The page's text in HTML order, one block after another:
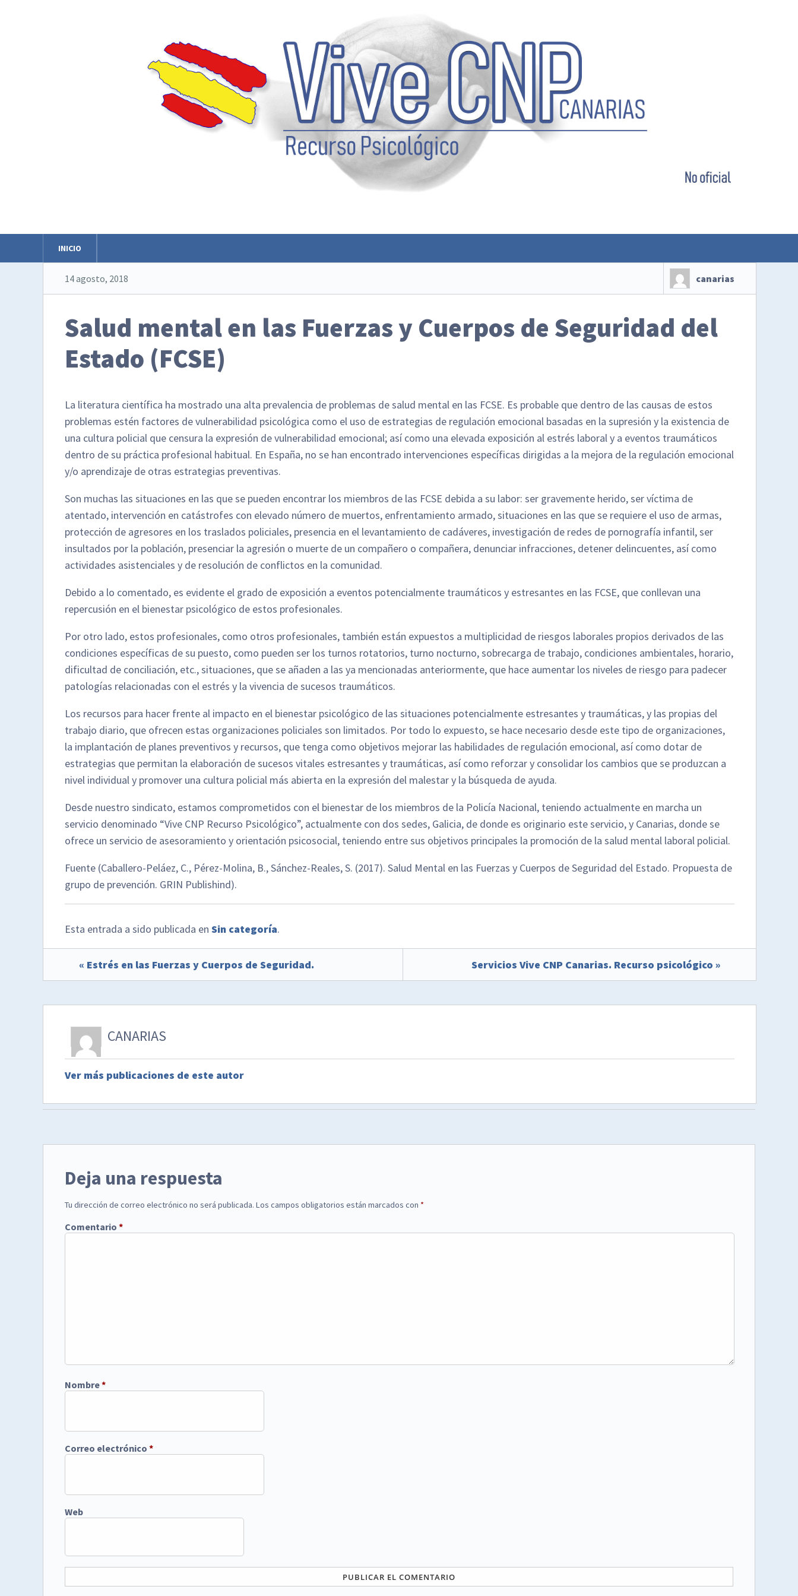
INICIO
14 agosto, 2018 canarias
Salud mental en las Fuerzas y Cuerpos de Seguridad del
Estado (FCSE)
La literatura científica ha mostrado una alta prevalencia de problemas de salud mental en las FCSE. Es probable que dentro de las causas de estos
problemas estén factores de vulnerabilidad psicológica como el uso de estrategias de regulación emocional basadas en la supresión y la existencia de
una cultura policial que censura la expresión de vulnerabilidad emocional; así como una elevada exposición al estrés laboral y a eventos traumáticos
dentro de su práctica profesional habitual. En España, no se han encontrado intervenciones específicas dirigidas a la mejora de la regulación emocional
y/o aprendizaje de otras estrategias preventivas.
Son muchas las situaciones en las que se pueden encontrar los miembros de las FCSE debida a su labor: ser gravemente herido, ser víctima de
atentado, intervención en catástrofes con elevado número de muertos, enfrentamiento armado, situaciones en las que se requiere el uso de armas,
protección de agresores en los traslados policiales, presencia en el levantamiento de cadáveres, investigación de redes de pornografía infantil, ser
insultados por la población, presenciar la agresión o muerte de un compañero o compañera, denunciar infracciones, detener delincuentes, así como
actividades asistenciales y de resolución de conflictos en la comunidad.
Debido a lo comentado, es evidente el grado de exposición a eventos potencialmente traumáticos y estresantes en las FCSE, que conllevan una
repercusión en el bienestar psicológico de estos profesionales.
Por otro lado, estos profesionales, como otros profesionales, también están expuestos a multiplicidad de riesgos laborales propios derivados de las
condiciones específicas de su puesto, como pueden ser los turnos rotatorios, turno nocturno, sobrecarga de trabajo, condiciones ambientales, horario,
dificultad de conciliación, etc., situaciones, que se añaden a las ya mencionadas anteriormente, que hace aumentar los niveles de riesgo para padecer
patologías relacionadas con el estrés y la vivencia de sucesos traumáticos.
Los recursos para hacer frente al impacto en el bienestar psicológico de las situaciones potencialmente estresantes y traumáticas, y las propias del
trabajo diario, que ofrecen estas organizaciones policiales son limitados. Por todo lo expuesto, se hace necesario desde este tipo de organizaciones,
la implantación de planes preventivos y recursos, que tenga como objetivos mejorar las habilidades de regulación emocional, así como dotar de
estrategias que permitan la elaboración de sucesos vitales estresantes y traumáticas, así como reforzar y consolidar los cambios que se produzcan a
nivel individual y promover una cultura policial más abierta en la expresión del malestar y la búsqueda de ayuda.
Desde nuestro sindicato, estamos comprometidos con el bienestar de los miembros de la Policía Nacional, teniendo actualmente en marcha un
servicio denominado “Vive CNP Recurso Psicológico”, actualmente con dos sedes, Galicia, de donde es originario este servicio, y Canarias, donde se
ofrece un servicio de asesoramiento y orientación psicosocial, teniendo entre sus objetivos principales la promoción de la salud mental laboral policial.
Fuente (Caballero-Peláez, C., Pérez-Molina, B., Sánchez-Reales, S. (2017). Salud Mental en las Fuerzas y Cuerpos de Seguridad del Estado. Propuesta de
grupo de prevención. GRIN Publishind).
Esta entrada a sido publicada en Sin categoría.
« Estrés en las Fuerzas y Cuerpos de Seguridad. Servicios Vive CNP Canarias. Recurso psicológico »
CANARIAS
Ver más publicaciones de este autor
Deja una respuesta
Tu dirección de correo electrónico no será publicada. Los campos obligatorios están marcados con *
Comentario *
Nombre*
Correo electrónico *
Web